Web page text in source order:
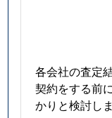
各会社の査定
契約をする前
かりと検討し